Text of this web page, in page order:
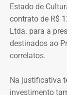
Estado de
contrato de R$
Ltda. para a
destinados ao
correlatos.
Na justificativa
investimento